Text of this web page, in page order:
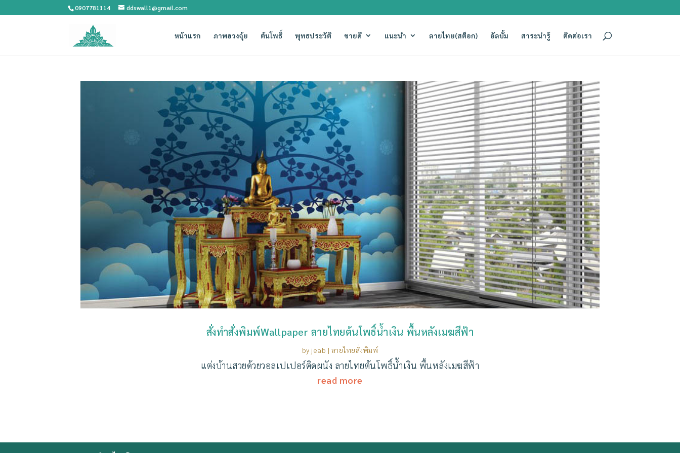
0907781114 ddswall1@gmail.com
หน้าแรก ภาพฮวงจุ้ย ต้นโพธิ์ พุทธประวัติ ขายดี แนะนำ ลายไทย(สต็อก) อัลบั้ม สาระน่ารู้ ติดต่อเรา
สั่งทำสั่งพิมพ์Wallpaper ลายไทยต้นโพธิ์น้ำเงิน พื้นหลังเมฆสีฟ้า
by jeab | ลายไทยสั่งพิมพ์
แต่งบ้านสวยด้วยวอลเปเปอร์ติดผนัง ลายไทยต้นโพธิ์น้ำเงิน พื้นหลังเมฆสีฟ้า
read more